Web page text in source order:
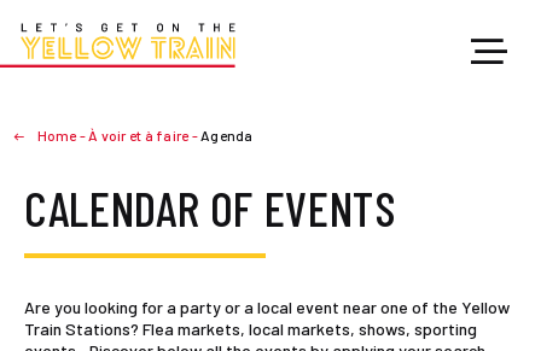
Home-À voir et à faire-Agenda
CALENDAR OF EVENTS
Are you looking for a party or a local event near one of the Yellow
Train Stations? Flea markets, local markets, shows, sporting